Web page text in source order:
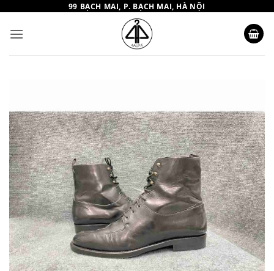
nội
dung
99 BẠCH MAI, P. BẠCH MAI, HÀ NỘI